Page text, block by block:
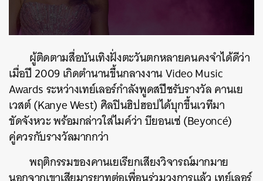
ผู้ติดตามสื่อบันเทิงฝั่งตะวันตกหลายคนคงจำได้ดีว่า
เมื่อปี 2009 เกิดตำนานขึ้นกลางงาน Video Music
Awards ระหว่างเทย์เลอร์กำลังพูดสปีชรับรางวัล คานเย
เวสต์ (Kanye West) ศิลปินฮิปฮอปได้บุกขึ้นเวทีมา
ขัดจังหวะ พร้อมกล่าวใส่ไมค์ว่า บียอนเซ่ (Beyoncé)
คู่ควรกับรางวัลมากกว่า
พฤติกรรมของคานเยเรียกเสียงวิจารณ์มากมาย